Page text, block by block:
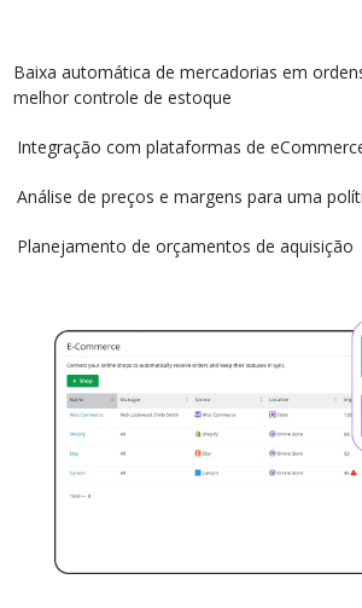
Baixa automática de mercadorias em
melhor controle de estoque
Integração com plataformas de
Análise de preços e margens para uma
Planejamento de orçamentos de aquisição